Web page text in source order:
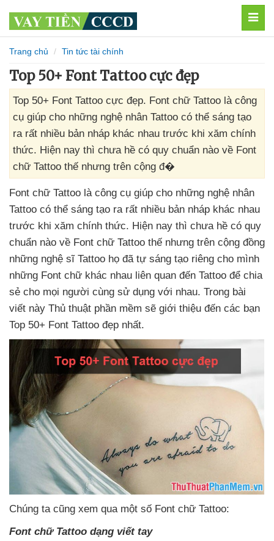
Trang chủ Tin tức tài chính
Top 50+ Font Tattoo cực đẹp
Top 50+ Font Tattoo cực đẹp. Font chữ Tattoo là công
cụ giúp cho những nghệ nhân Tattoo có thể sáng tạo
ra rất nhiều bản nháp khác nhau trước khi xăm chính
thức. Hiện nay thì chưa hề có quy chuẩn nào về Font
chữ Tattoo thế nhưng trên cộng đ�
Font chữ Tattoo là công cụ giúp cho những nghệ nhân
Tattoo có thể sáng tạo ra rất nhiều bản nháp khác nhau
trước khi xăm chính thức. Hiện nay thì chưa hề có quy
chuẩn nào về Font chữ Tattoo thế nhưng trên cộng đồng
những nghệ sĩ Tattoo họ đã tự sáng tạo riêng cho mình
những Font chữ khác nhau liên quan đến Tattoo để chia
sẻ cho mọi người cùng sử dụng với nhau. Trong bài
viết này Thủ thuật phần mềm sẽ giới thiệu đến các bạn
Top 50+ Font Tattoo đẹp nhất.
Chúng ta cũng xem qua một số Font chữ Tattoo:
Font chữ Tattoo dạng viết tay